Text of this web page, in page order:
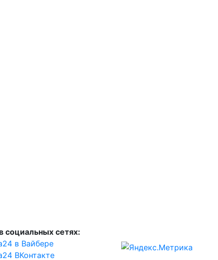
социальных сетях:
в Вайбере
ВКонтакте